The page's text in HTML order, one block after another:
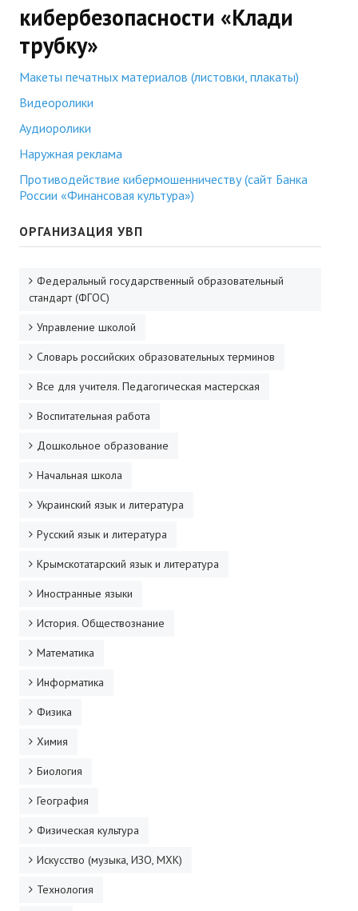
кибербезопасности «Клади
трубку»
Макеты печатных материалов (листовки, плакаты)
Видеоролики
Аудиоролики
Наружная реклама
Противодействие кибермошенничеству (сайт Банка
России «Финансовая культура»)
ОРГАНИЗАЦИЯ УВП
Федеральный государственный образовательный
стандарт (ФГОС)
Управление школой
Словарь российских образовательных терминов
Все для учителя. Педагогическая мастерская
Воспитательная работа
Дошкольное образование
Начальная школа
Украинский язык и литература
Русский язык и литература
Крымскотатарский язык и литература
Иностранные языки
История. Обществознание
Математика
Информатика
Физика
Химия
Биология
География
Физическая культура
Искусство (музыка, ИЗО, МХК)
Технология